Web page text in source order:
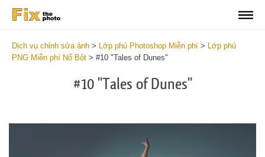
Dịch vụ chỉnh sửa ảnh > Lớp phủ Photoshop Miễn phí > Lớp phủ
PNG Miễn phí Nổ Bột > #10 "Tales of Dunes"
#10 "Tales of Dunes"